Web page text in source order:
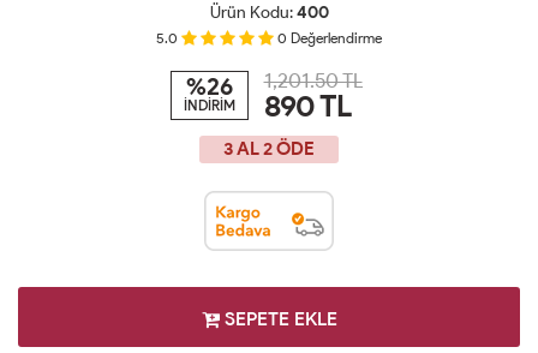
Ürün Kodu:400
5.0 0 Değerlendirme
%26
İNDİRİM
1,201.50 TL
890TL
3 AL 2 ÖDE
SEPETE EKLE